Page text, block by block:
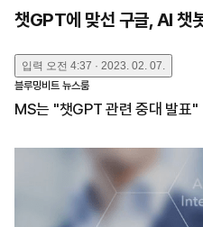
챗GPT에 맞선 구글, AI 챗
입력 오전 4:37 · 2023. 02. 07.
블루밍비트 뉴스룸
MS는 "챗GPT 관련 중대 발표"